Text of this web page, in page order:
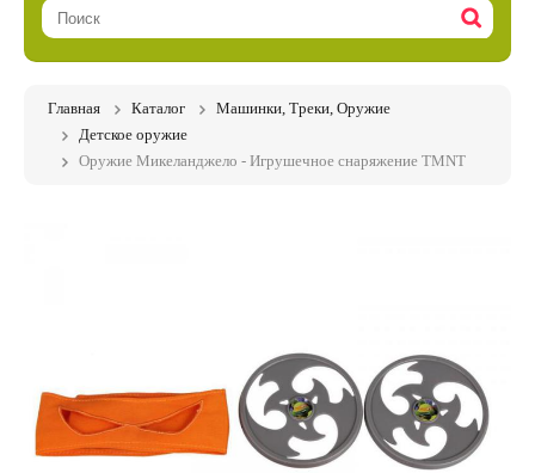
Главная Каталог
Машинки, Треки, Оружие
Детское оружие
Оружие Микеланджело - Игрушечное снаряжение TMNT